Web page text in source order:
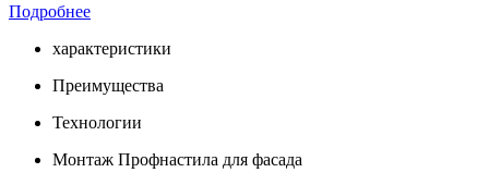
Подробнее
характеристики
Преимущества
Технологии
Монтаж Профнастила для фасада